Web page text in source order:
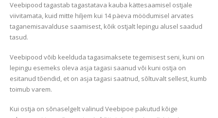
Veebipood tagastab tagastatava kauba kättesaamisel ostjale
viivitamata, kuid mitte hiljem kui 14 päeva möödumisel arvates
taganemisavalduse saamisest, kõik ostjalt lepingu alusel saadud
tasud.
Veebipood võib keelduda tagasimaksete tegemisest seni, kuni on
lepingu esemeks oleva asja tagasi saanud või kuni ostja on
esitanud tõendid, et on asja tagasi saatnud, sõltuvalt sellest, kumb
toimub varem.
Kui ostja on sõnaselgelt valinud Veebipoe pakutud kõige